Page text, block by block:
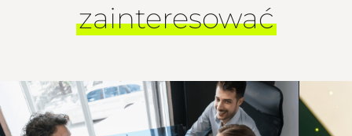
zainteresować